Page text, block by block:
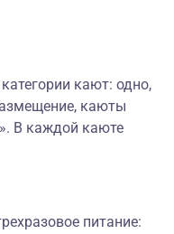
кают: одно,
каюты
В каждой каюте
питание: